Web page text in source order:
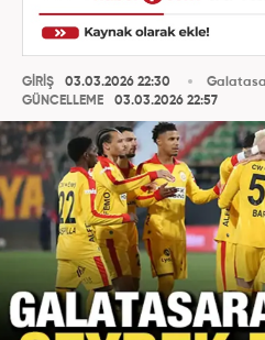
GİRİŞ
03.03.2026 22:30
GÜNCELLEME
03.03.2026 22:57